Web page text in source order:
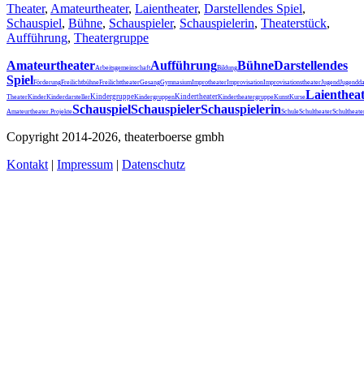
Theater, Amateurtheater, Laientheater, Darstellendes Spiel,
Schauspiel, Bühne, Schauspieler, Schauspielerin, Theaterstück,
Aufführung, Theatergruppe
AmateurtheaterArbeitsgemeinschaftAufführungBildungBühneDarstellendes
SpielFörderungFreilichtbühneFreilichttheaterGesangGymnasiumImprotheaterImprovisationImprovisationstheaterJugend
TheaterKinderKinderdarstellerKindergruppeKindergruppenKindertheaterKindertheatergruppeKunstKurse
Amateurtheater. ProjekteSchauspielSchauspielerSchauspielerinSchuleSchultheater
Copyright 2014-2026, theaterboerse gmbh
Kontakt | Impressum | Datenschutz